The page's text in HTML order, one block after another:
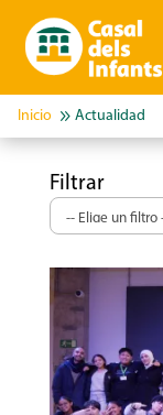
Actualidad
Filtrar